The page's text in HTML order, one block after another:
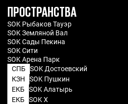
ПРОСТРАНСТВА
SOK Рыбаков Тауэр
SOK Земляной Вал
SOK Сады Пекина
SOK Сити
SOK Арена Парк
СПБ SOK Достоевский
КЗН
SOK Пушкин
ЕКБ SOK Алатырь
ЕКБ SOK X